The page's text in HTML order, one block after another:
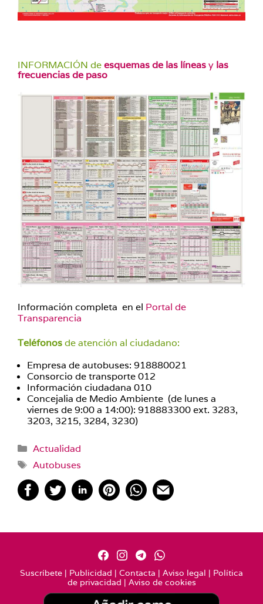
INFORMACIÓN deesquemas de las líneasy las
frecuencias de paso
Información completa en el Portal de
Transparencia
Teléfonosde atención al ciudadano:
Empresa de autobuses: 918880021
Consorcio de transporte 012
Información ciudadana 010
Concejalia de Medio Ambiente (de lunes a
viernes de 9:00 a 14:00): 918883300 ext. 3283,
3203, 3215, 3284, 3230)
Categorías
Actualidad
Etiquetas
Autobuses
Suscríbete | Publicidad | Contacta | Aviso legal | Política
de privacidad | Aviso de cookies